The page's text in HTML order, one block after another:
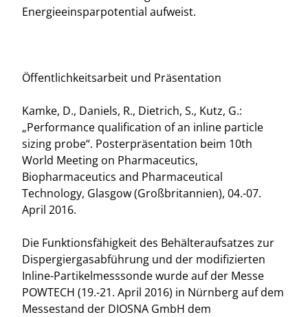
Energieeinsparpotential aufweist.
Öffentlichkeitsarbeit und Präsentation
Kamke, D., Daniels, R., Dietrich, S., Kutz, G.:
„Performance qualification of an inline particle
sizing probe“. Posterpräsentation beim 10th
World Meeting on Pharmaceutics,
Biopharmaceutics and Pharmaceutical
Technology, Glasgow (Großbritannien), 04.-07.
April 2016.
Die Funktionsfähigkeit des Behälteraufsatzes zur
Dispergiergasabführung und der modifizierten
Inline-Partikelmesssonde wurde auf der Messe
POWTECH (19.-21. April 2016) in Nürnberg auf dem
Messestand der DIOSNA GmbH dem